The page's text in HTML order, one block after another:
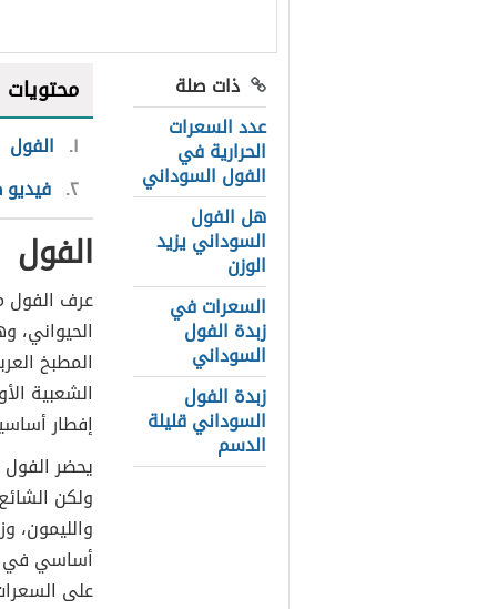
ذات صلة
عدد السعرات
الحرارية في
الفول السوداني
هل الفول
السوداني يزيد
الوزن
السعرات في
زبدة الفول
السوداني
زبدة الفول
السوداني قليلة
الدسم
محتويات
١ الفول
٢
الفول
عرف الفول
الحيواني،
المطبخ
الشعبية
إفطار
يحضر
ولكن
والليمون،
أساسي في
على